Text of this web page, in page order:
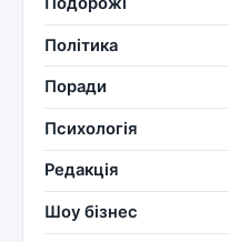
Політика
Поради
Психологія
Редакція
Шоу бізнес